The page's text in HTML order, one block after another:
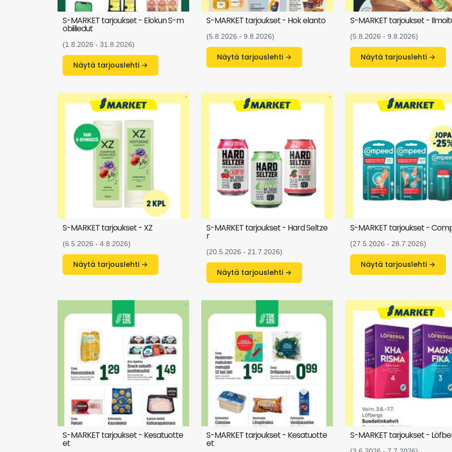
S-MARKET tarjoukset - Elokun S-m
obiiliedut
(1.8.2026 - 31.8.2026)
Näytä tarjouslehti →
S-MARKET tarjoukset - Hok elanto
(5.8.2026 - 9.8.2026)
Näytä tarjouslehti →
S-MARKET tarjoukset -
(5.8.2026 - 9.8.2026)
Näytä tarjouslehti →
S-MARKET tarjoukset - XZ
(6.5.2026 - 4.8.2026)
Näytä tarjouslehti →
S-MARKET tarjoukset - Hard Seltze
r
(20.5.2026 - 21.7.2026)
Näytä tarjouslehti →
S-MARKET tarjoukset -
(27.5.2026 - 28.7.2026)
Näytä tarjouslehti →
S-MARKET tarjoukset - Kesatuotte
et
S-MARKET tarjoukset - Kesatuotte
et
S-MARKET tarjoukset -